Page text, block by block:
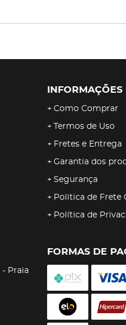
INFORMAÇÕES
Como Comprar
Termos de Uso
Fretes e Entrega
Garantia dos
Segurança
Politica de Frete
Política de
- Praia
FORMAS DE